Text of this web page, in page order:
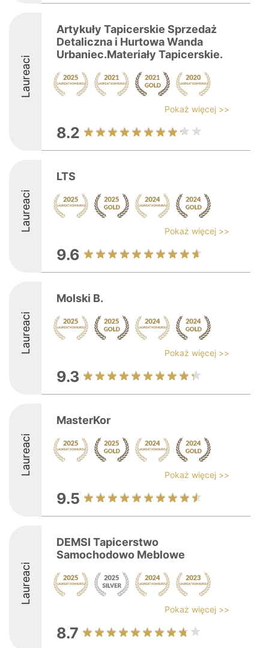
Laureaci
Artykuły Tapicerskie Sprzedaż
Detaliczna i Hurtowa Wanda
Urbaniec.Materiały Tapicerskie.
Pokaż więcej >>
8.2
Laureaci
LTS
Pokaż więcej >>
9.6
Laureaci
Molski B.
Pokaż więcej >>
9.3
Laureaci
MasterKor
Pokaż więcej >>
9.5
Laureaci
DEMSI Tapicerstwo
Samochodowo Meblowe
Pokaż więcej >>
8.7